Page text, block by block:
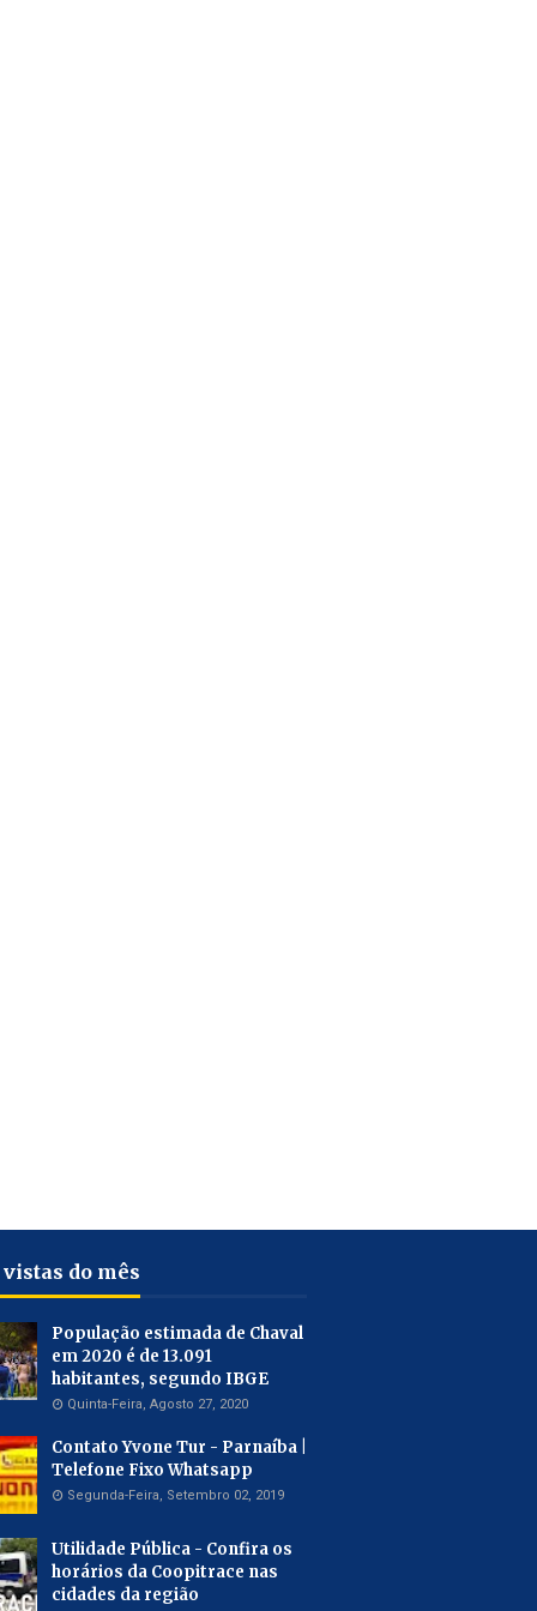
do mês
População estimada de Chaval
em 2020 é de 13.091
habitantes, segundo IBGE
Quinta-Feira, Agosto 27, 2020
Contato Yvone Tur - Parnaíba |
Telefone Fixo Whatsapp
Segunda-Feira, Setembro 02, 2019
Utilidade Pública - Confira os
horários da Coopitrace nas
cidades da região